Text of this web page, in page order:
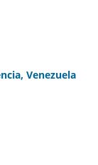
Venezuela